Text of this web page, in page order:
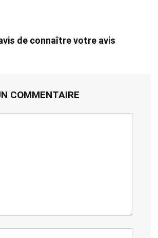
de connaître votre avis
COMMENTAIRE